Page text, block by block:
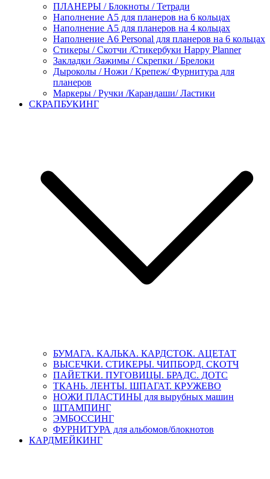
ПЛАНЕРЫ / Блокноты / Тетради
Наполнение А5 для планеров на 6 кольцах
Наполнение А5 для планеров на 4 кольцах
Наполнение А6 Personal для планеров на 6 кольцах
Стикеры / Скотчи /Стикербуки Happy Planner
Закладки /Зажимы / Скрепки / Брелоки
Дыроколы / Ножи / Крепеж/ Фурнитура для
планеров
Маркеры / Ручки /Карандаши/ Ластики
СКРАПБУКИНГ
БУМАГА. КАЛЬКА. КАРДСТОК. АЦЕТАТ
ВЫСЕЧКИ. СТИКЕРЫ. ЧИПБОРД. СКОТЧ
ПАЙЕТКИ. ПУГОВИЦЫ. БРАДС. ДОТС
ТКАНЬ. ЛЕНТЫ. ШПАГАТ. КРУЖЕВО
НОЖИ ПЛАСТИНЫ для вырубных машин
ШТАМПИНГ
ЭМБОССИНГ
ФУРНИТУРА для альбомов/блокнотов
КАРДМЕЙКИНГ